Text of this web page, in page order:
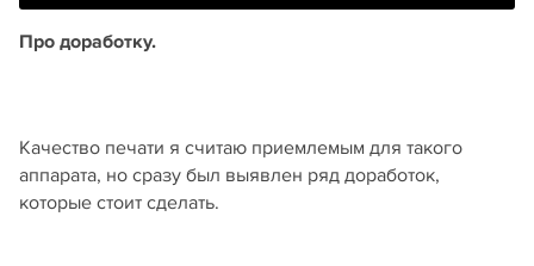
Про доработку.
Качество печати я считаю приемлемым для такого
аппарата, но сразу был выявлен ряд доработок,
которые стоит сделать.